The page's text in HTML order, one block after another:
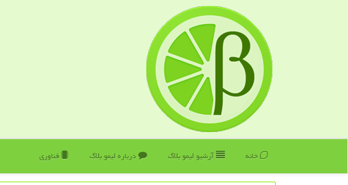
خانه آرشیو لیمو بلاگ درباره لیمو بلاگ فناوری